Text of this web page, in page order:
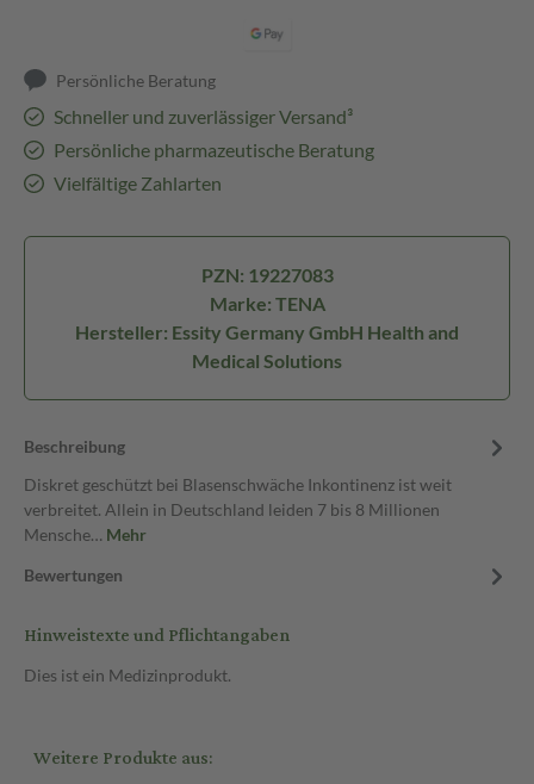
Persönliche Beratung
Schneller und zuverlässiger Versand³
Persönliche pharmazeutische Beratung
Vielfältige Zahlarten
PZN: 19227083
Marke: TENA
Hersteller: Essity Germany GmbH Health and
Medical Solutions
Beschreibung
Diskret geschützt bei Blasenschwäche Inkontinenz ist weit
verbreitet. Allein in Deutschland leiden 7 bis 8 Millionen
Mensche… Mehr
Bewertungen
Hinweistexte und Pflichtangaben
Dies ist ein Medizinprodukt.
Weitere Produkte aus: